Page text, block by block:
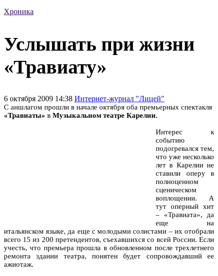
Хроника
Услышать при жизни
«Травиату»
6 октября 2009 14:38 Интернет-журнал "Лицей"
С аншлагом прошли в начале октября оба премьерных спектакля
«Травиаты» в Музыкальном театре Карелии.
Интерес к
событию
подогревался тем,
что уже несколько
лет в Карелии не
ставили оперу в
полноценном
сценическом
воплощении. А
тут оперный хит
– «Травиата», да
еще на
итальянском языке, да еще с молодыми солистами – их отобрали
всего 15 из 200 претендентов, съехавшихся со всей России. Если
учесть, что премьера прошла в обновленном после трехлетнего
ремонта здании театра, понятен будет сопровождавший ее
ажиотаж.